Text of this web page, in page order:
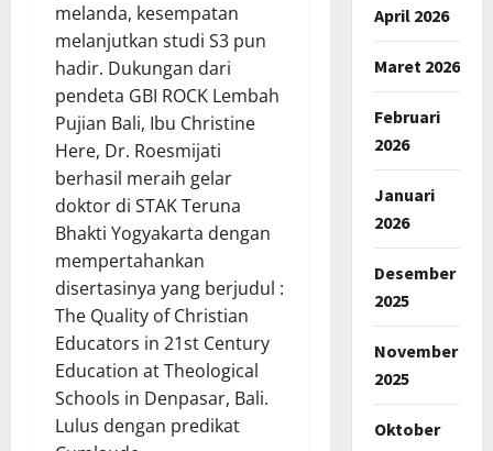
melanda, kesempatan
melanjutkan studi S3 pun
hadir. Dukungan dari
pendeta GBI ROCK Lembah
Pujian Bali, Ibu Christine
Here, Dr. Roesmijati
berhasil meraih gelar
doktor di STAK Teruna
Bhakti Yogyakarta dengan
mempertahankan
disertasinya yang berjudul :
The Quality of Christian
Educators in 21st Century
Education at Theological
Schools in Denpasar, Bali.
Lulus dengan predikat
April 2026
Maret 2026
Februari
2026
Januari
2026
Desember
2025
November
2025
Oktober